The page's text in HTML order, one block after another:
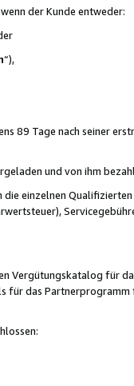
der Kunde entweder:
“),
89 Tage nach seiner
und von ihm
die einzelnen
Vergütungskatalog für
für das